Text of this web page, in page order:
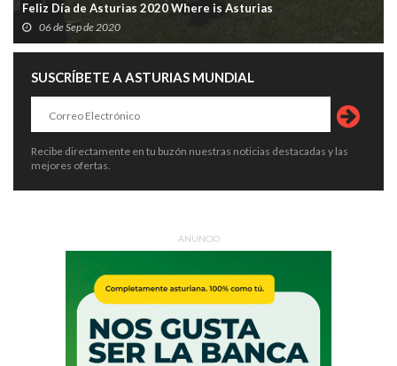
Feliz Día de Asturias 2020 Where is Asturias
06 de Sep de 2020
SUSCRÍBETE A ASTURIAS MUNDIAL
Recibe directamente en tu buzón nuestras noticias destacadas y las
mejores ofertas.
ANUNCIO